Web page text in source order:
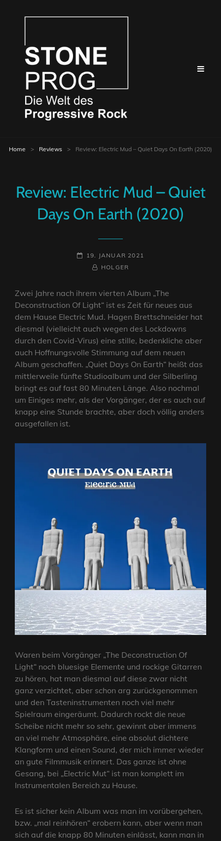
Home > Reviews > Review: Electric Mud – Quiet Days On Earth (2020)
Review: Electric Mud – Quiet
Days On Earth (2020)
POSTED-
19. JANUAR 2021
BY
BYLINEHOLGER
Zwei Jahre nach ihrem vierten Album „The
Deconstruction Of Light“ ist es Zeit für neues aus
dem Hause Electric Mud. Hagen Brettschneider hat
diesmal (vielleicht auch wegen des Lockdowns
durch den Covid-Virus) eine stille, bedenkliche aber
auch Hoffnungsvolle Stimmung auf dem neuen
Album geschaffen. „Quiet Days On Earth“ heißt das
mittlerweile fünfte Studioalbum und der Silberling
bringt es auf fast 80 Minuten Länge. Also nochmal
um Einiges mehr, als der Vorgänger, der es auch auf
knapp eine Stunde brachte, aber doch völlig anders
ausgefallen ist.
Waren beim Vorgänger „The Deconstruction Of
Light“ noch bluesige Elemente und rockige Gitarren
zu hören, hat man diesmal auf diese zwar nicht
ganz verzichtet, aber schon arg zurückgenommen
und den Tasteninstrumenten noch viel mehr
Spielraum eingeräumt. Dadurch rockt die neue
Scheibe nicht mehr so sehr, gewinnt aber immens
an viel mehr Atmosphäre, eine absolut dichtere
Klangform und einen Sound, der mich immer wieder
an gute Filmmusik erinnert. Das ganze ist ohne
Gesang, bei „Electric Mut“ ist man komplett im
Instrumentalen Bereich zu Hause.
Es ist sicher kein Album was man im vorübergehen,
bzw. „mal reinhören“ erobern kann, aber wenn man
sich auf die knapp 80 Minuten einlässt, kann man in